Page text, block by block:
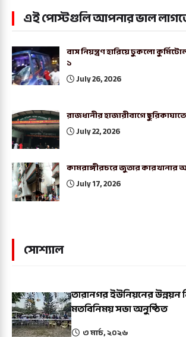
এই পোস্টগুলি আপনার ভাল
বাস নিয়ন্ত্রণ হারিয়ে ঢুকলো
১
July 26, 2026
রাজধানীর হাজারীবাগে
July 22, 2026
কামরাঙ্গীরচরে জুতার কারখানার
July 17, 2026
সোশ্যাল
তারানগর ইউনিয়নের উন্নয়ন
মতবিনিময় সভা অনুষ্ঠিত
৩ মার্চ, ২০২৬